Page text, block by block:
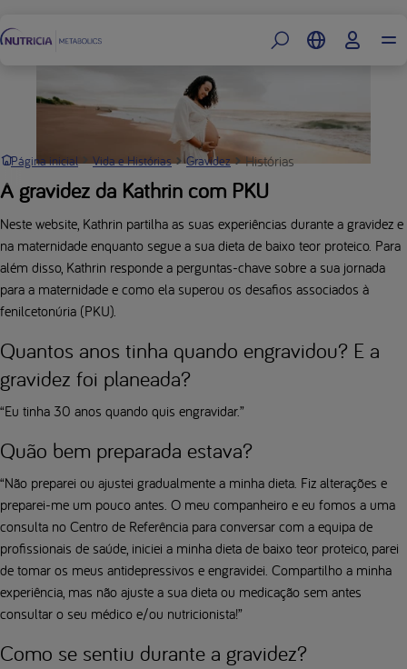
A gravidez da Kathrin com PKU
Página inicial Vida e Histórias Gravidez Histórias
Neste website, Kathrin partilha as suas experiências durante a gravidez e
na maternidade enquanto segue a sua dieta de baixo teor proteico. Para
além disso, Kathrin responde a perguntas-chave sobre a sua jornada
para a maternidade e como ela superou os desafios associados à
fenilcetonúria (PKU).
Quantos anos tinha quando engravidou? E a
gravidez foi planeada?
“Eu tinha 30 anos quando quis engravidar.”
Quão bem preparada estava?
“Não preparei ou ajustei gradualmente a minha dieta. Fiz alterações e
preparei-me um pouco antes. O meu companheiro e eu fomos a uma
consulta no Centro de Referência para conversar com a equipa de
profissionais de saúde, iniciei a minha dieta de baixo teor proteico, parei
de tomar os meus antidepressivos e engravidei. Compartilho a minha
experiência, mas não ajuste a sua dieta ou medicação sem antes
consultar o seu médico e/ou nutricionista!”
Como se sentiu durante a gravidez?